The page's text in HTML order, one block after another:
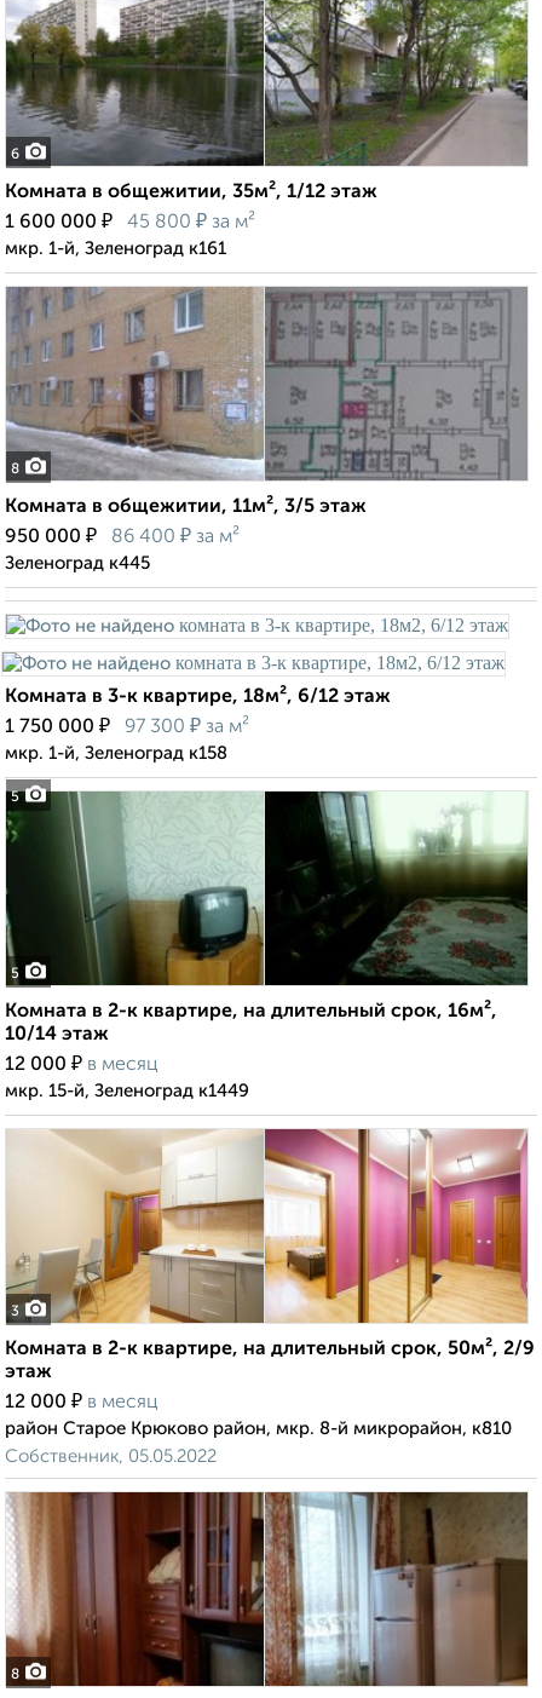
6
Комната в общежитии, 35м², 1/12 этаж
1 600 000 ₽ 45 800 ₽ за м²
мкр. 1-й, Зеленоград к161
8
Комната в общежитии, 11м², 3/5 этаж
950 000 ₽ 86 400 ₽ за м²
Зеленоград к445
5
Комната в 3-к квартире, 18м², 6/12 этаж
1 750 000 ₽ 97 300 ₽ за м²
мкр. 1-й, Зеленоград к158
5
Комната в 2-к квартире, на длительный срок, 16м²,
10/14 этаж
12 000 ₽ в месяц
мкр. 15-й, Зеленоград к1449
3
Комната в 2-к квартире, на длительный срок, 50м², 2/9
этаж
12 000 ₽ в месяц
район Старое Крюково район, мкр. 8-й микрорайон, к810
Собственник, 05.05.2022
8